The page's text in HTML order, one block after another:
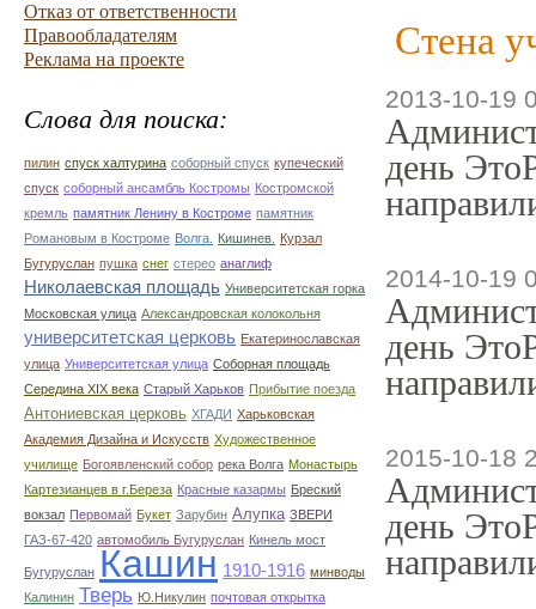
Отказ от ответственности
Правообладателям
Реклама на проекте
Слова для поиска:
пилин спуск халтурина соборный спуск купеческий
спуск соборный ансамбль Костромы Костромской
кремль памятник Ленину в Костроме памятник
Романовым в Костроме Волга. Кишинев.
Курзал
Бугуруслан пушка снег стерео анаглиф
Николаевская площадь Университетская горка
Московская улица Александровская колокольня
университетская церковь Екатеринославская
улица Университетская улица Соборная площадь
Середина XIX века Старый Харьков Прибытие поезда
Антониевская церковь ХГАДИ Харьковская
Академия Дизайна и Искусств Художественное
училище Богоявленский собор река Волга Монастырь
Картезианцев в г.Береза Красные казармы Бреский
вокзал Первомай Букет Зарубин Алупка ЗВЕРИ
ГАЗ-67-420 автомобиль Бугуруслан Кинель мост
Бугуруслан Кашин 1910-1916 минводы
Калинин Тверь Ю.Никулин почтовая открытка
Стена
2013-10-19
день
2014-10-19
день
2015-10-18
день